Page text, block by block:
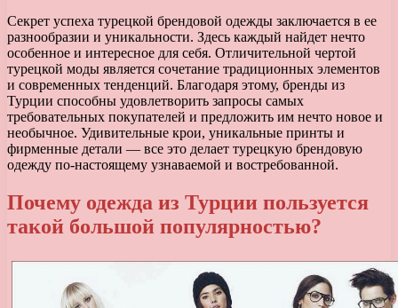
Секрет успеха турецкой брендовой одежды заключается в ее
разнообразии и уникальности. Здесь каждый найдет нечто
особенное и интересное для себя. Отличительной чертой
турецкой моды является сочетание традиционных элементов
и современных тенденций. Благодаря этому, бренды из
Турции способны удовлетворить запросы самых
требовательных покупателей и предложить им нечто новое и
необычное. Удивительные крои, уникальные принты и
фирменные детали — все это делает турецкую брендовую
одежду по-настоящему узнаваемой и востребованной.
Почему одежда из Турции пользуется
такой большой популярностью?